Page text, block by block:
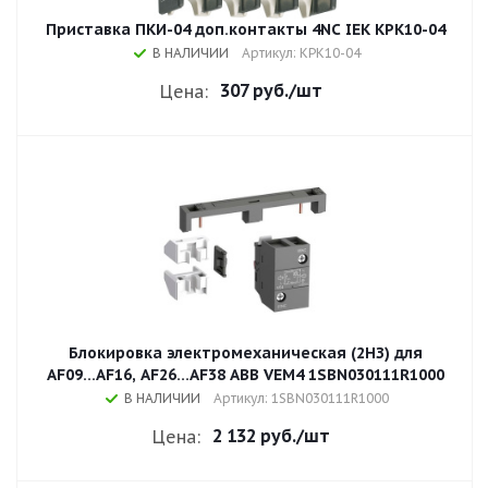
Приставка ПКИ-04 доп.контакты 4NC IEK KPK10-04
В НАЛИЧИИ Артикул: KPK10-04
Цена: 307 руб./шт
Блокировка электромеханическая (2НЗ) для
AF09...AF16, AF26...AF38 ABB VEM4 1SBN030111R1000
В НАЛИЧИИ Артикул: 1SBN030111R1000
Цена: 2 132 руб./шт